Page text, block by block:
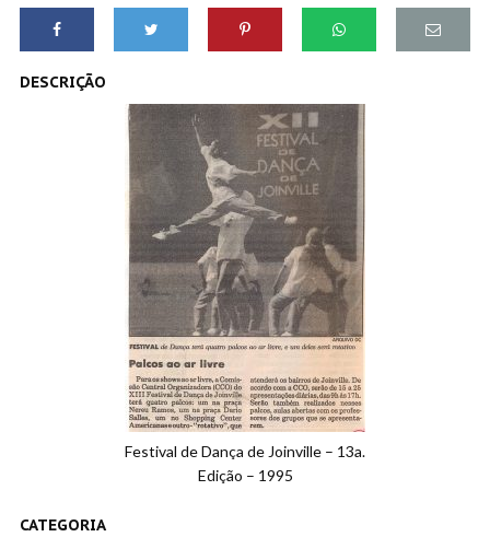
DESCRIÇÃO
Festival de Dança de Joinville – 13a.
Edição – 1995
CATEGORIA